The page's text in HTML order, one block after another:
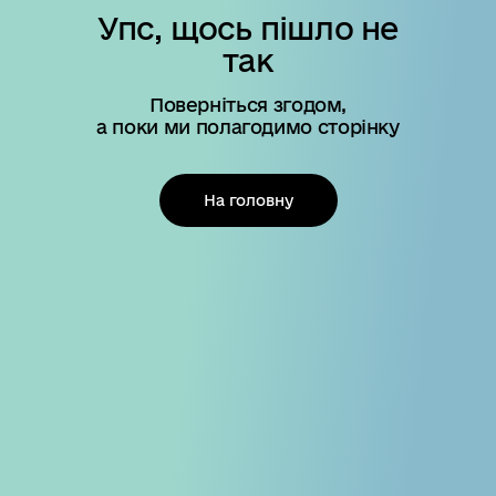
Упс, щось пішло не
так
Поверніться згодом,
а поки ми полагодимо сторінку
На головну